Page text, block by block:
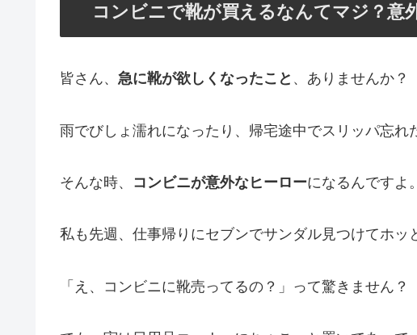
コンビニで靴が買えるなんてマジ？意
皆さん、 急に靴が欲しくなったこと 、ありませんか？
雨でびしょ濡れになったり、帰宅途中でスリッパ忘れ
そんな時、 コンビニが意外なヒーローになるんですよ。
私も先週、仕事帰りにセブンでサンダル見つけてホッ
「え、コンビニに靴売ってるの？」って驚きません？